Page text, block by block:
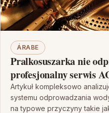
ÁRABE
Pralkosuszarka nie
profesjonalny serwis
Artykuł kompleksowo
systemu odprowadzania
na typowe przyczyny takie